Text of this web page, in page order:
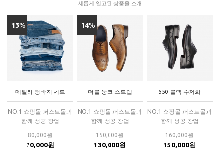
새롭게 입고된 상품을 소개
13%
데일리 청바지 세트
NO.1 쇼핑몰 퍼스트몰과
함께 성공 창업
80,000원
70,000원
14%
더블 뭉크 스트랩
NO.1 쇼핑몰 퍼스트몰과
함께 성공 창업
150,000원
130,000원
550 블랙 수제화
NO.1 쇼핑몰 퍼스트몰과
함께 성공 창업
160,000원
150,000원